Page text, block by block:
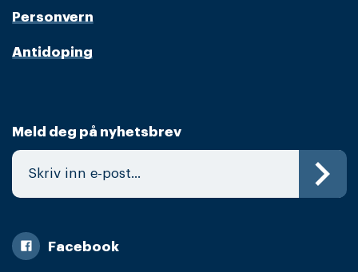
Personvern
Antidoping
Meld deg på nyhetsbrev
Facebook